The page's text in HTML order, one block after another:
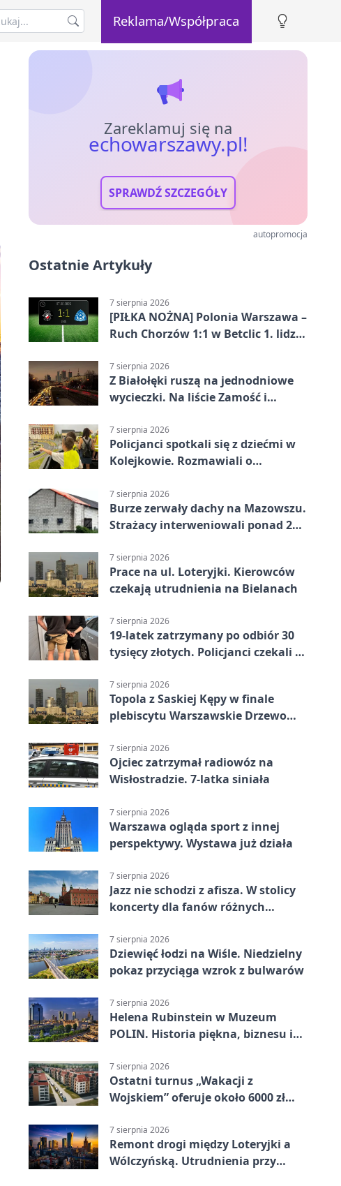
Reklama/Współpraca
Zareklamuj się na
echowarszawy.pl!
SPRAWDŹ SZCZEGÓŁY
autopromocja
Ostatnie Artykuły
7 sierpnia 2026
[PIŁKA NOŻNA] Polonia Warszawa –
Ruch Chorzów 1:1 w Betclic 1. lidze.
7 sierpnia 2026
Z Białołęki ruszą na jednodniowe
wycieczki. Na liście Zamość i
7 sierpnia 2026
Policjanci spotkali się z dziećmi w
Kolejkowie. Rozmawiali o
7 sierpnia 2026
Burze zerwały dachy na Mazowszu.
Strażacy interweniowali ponad 250
7 sierpnia 2026
Prace na ul. Loteryjki. Kierowców
czekają utrudnienia na Bielanach
7 sierpnia 2026
19-latek zatrzymany po odbiór 30
tysięcy złotych. Policjanci czekali w
7 sierpnia 2026
Topola z Saskiej Kępy w finale
plebiscytu Warszawskie Drzewo
7 sierpnia 2026
Ojciec zatrzymał radiowóz na
Wisłostradzie. 7-latka siniała
7 sierpnia 2026
Warszawa ogląda sport z innej
perspektywy. Wystawa już działa
7 sierpnia 2026
Jazz nie schodzi z afisza. W stolicy
koncerty dla fanów różnych
7 sierpnia 2026
Dziewięć łodzi na Wiśle. Niedzielny
pokaz przyciąga wzrok z bulwarów
7 sierpnia 2026
Helena Rubinstein w Muzeum
POLIN. Historia piękna, biznesu i
7 sierpnia 2026
Ostatni turnus „Wakacji z
Wojskiem” oferuje około 6000 zł
7 sierpnia 2026
Remont drogi między Loteryjki a
Wólczyńską. Utrudnienia przy